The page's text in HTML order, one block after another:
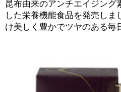
昆布由来のアンチエイジング
した栄養機能食品を発売しま
け美しく豊かでツヤのある毎